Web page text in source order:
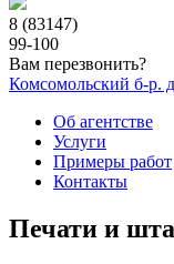
8 (83147)
99-100
Вам перезвонить?
Комсомольский б-р.
Об агентстве
Услуги
Примеры работ
Контакты
Печати и